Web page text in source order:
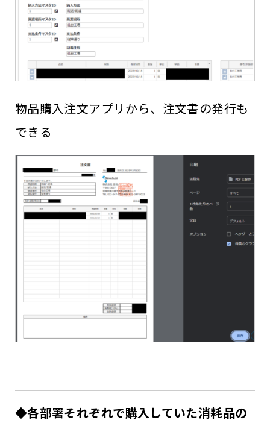
物品購入注文アプリから、注文書の発行も
できる
◆各部署それぞれで購入していた消耗品の